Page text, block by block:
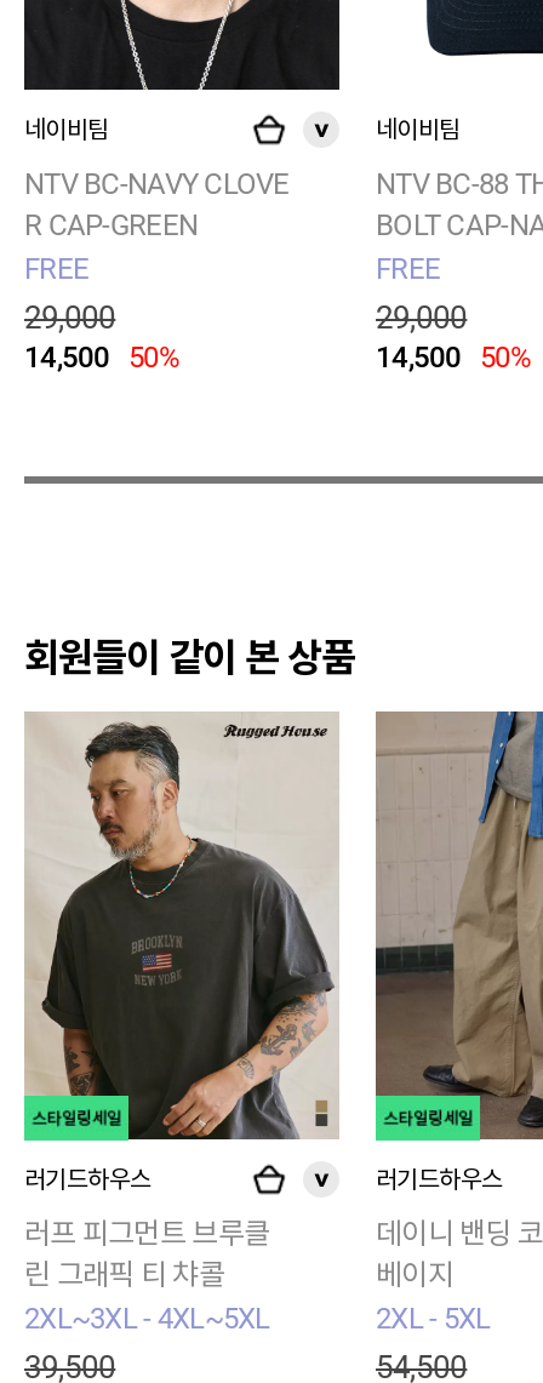
네이비팀
NTV BC-NAVY CLOVE
R CAP-GREEN
FREE
29,000
14,500 50%
네이비팀
NTV BC-88
BOLT CAP-
FREE
29,000
14,500 50%
회원들이 같이 본 상품
러기드하우스
러프 피그먼트 브루클
린 그래픽 티 챠콜
2XL~3XL - 4XL~5XL
39,500
러기드하우스
데이니 밴딩
베이지
2XL - 5XL
54,500